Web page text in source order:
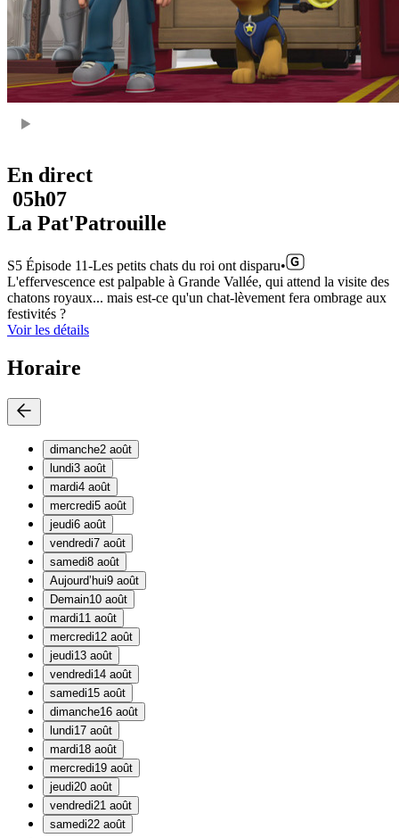
En direct
05h07
La Pat'Patrouille
S5 Épisode 11-Les petits chats du roi ont disparu•
L'effervescence est palpable à Grande Vallée, qui attend la visite des
chatons royaux... mais est-ce qu'un chat-lèvement fera ombrage aux
festivités ?
Voir les détails
Horaire
dimanche2 août
lundi3 août
mardi4 août
mercredi5 août
jeudi6 août
vendredi7 août
samedi8 août
Aujourd’hui9 août
Demain10 août
mardi11 août
mercredi12 août
jeudi13 août
vendredi14 août
samedi15 août
dimanche16 août
lundi17 août
mardi18 août
mercredi19 août
jeudi20 août
vendredi21 août
samedi22 août